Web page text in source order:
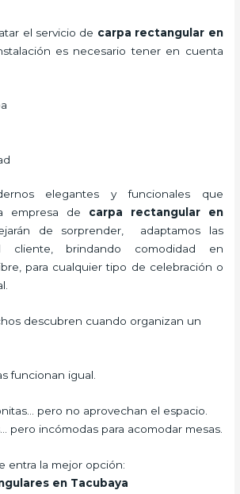
el servicio de carpa rectangular en
es necesario tener en cuenta
elegantes y funcionales que
empresa de carpa rectangularen
de sorprender, adaptamos las
cliente, brindando comodidad en
para cualquier tipo de celebración o
descubren cuando organizan un
funcionan igual.
pero no aprovechan el espacio.
pero incómodas para acomodar mesas.
entra la mejor opción:
en Tacubaya